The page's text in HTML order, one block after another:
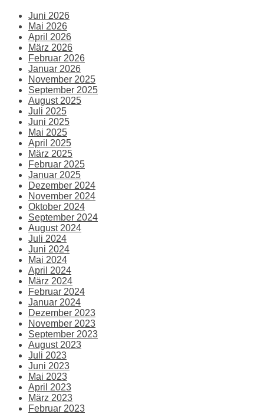
Juni 2026
Mai 2026
April 2026
März 2026
Februar 2026
Januar 2026
November 2025
September 2025
August 2025
Juli 2025
Juni 2025
Mai 2025
April 2025
März 2025
Februar 2025
Januar 2025
Dezember 2024
November 2024
Oktober 2024
September 2024
August 2024
Juli 2024
Juni 2024
Mai 2024
April 2024
März 2024
Februar 2024
Januar 2024
Dezember 2023
November 2023
September 2023
August 2023
Juli 2023
Juni 2023
Mai 2023
April 2023
März 2023
Februar 2023